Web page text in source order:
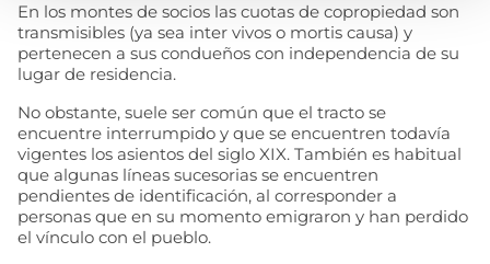
En los montes de socios las cuotas de copropiedad son
transmisibles (ya sea inter vivos o mortis causa) y
pertenecen a sus condueños con independencia de su
lugar de residencia.
No obstante, suele ser común que el tracto se
encuentre interrumpido y que se encuentren todavía
vigentes los asientos del siglo XIX. También es habitual
que algunas líneas sucesorias se encuentren
pendientes de identificación, al corresponder a
personas que en su momento emigraron y han perdido
el vínculo con el pueblo.